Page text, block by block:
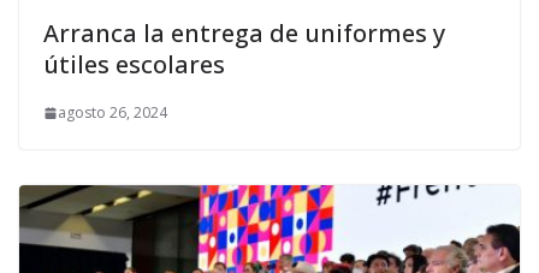
Arranca la entrega de uniformes y
útiles escolares
agosto 26, 2024